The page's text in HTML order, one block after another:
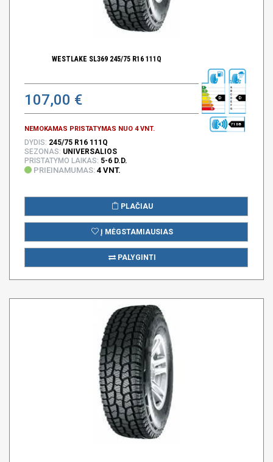
WESTLAKE SL369 245/75 R16 111Q
107,00 €
NEMOKAMAS PRISTATYMAS NUO 4 VNT.
D D
71 DB
DYDIS: 245/75 R16 111Q
SEZONAS: UNIVERSALIOS
PRISTATYMO LAIKAS: 5-6 D.D.
PRIEINAMUMAS: 4 VNT.
PLAČIAU
Į MĖGSTAMIAUSIAS
PALYGINTI